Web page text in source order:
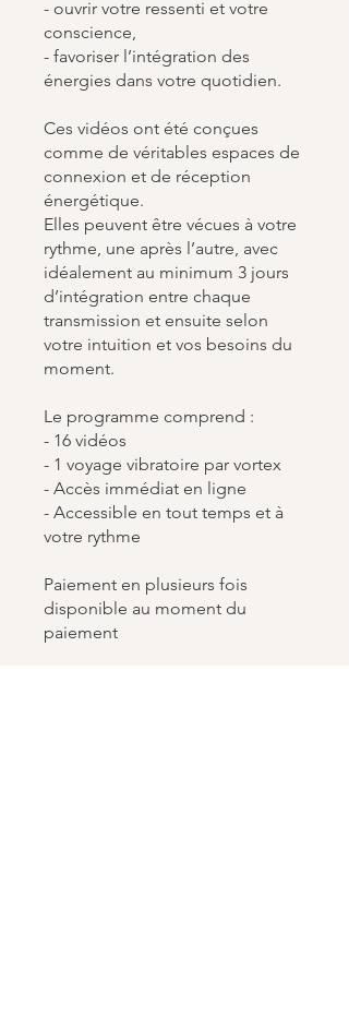
- ouvrir votre ressenti et votre
conscience,
- favoriser l’intégration des
énergies dans votre quotidien.
Ces vidéos ont été conçues
comme de véritables espaces de
connexion et de réception
énergétique.
Elles peuvent être vécues à votre
rythme, une après l’autre, avec
idéalement au minimum 3 jours
d’intégration entre chaque
transmission et ensuite selon
votre intuition et vos besoins du
moment.
Le programme comprend :
- 16 vidéos
- 1 voyage vibratoire par vortex
- Accès immédiat en ligne
- Accessible en tout temps et à
votre rythme
Paiement en plusieurs fois
disponible au moment du
paiement